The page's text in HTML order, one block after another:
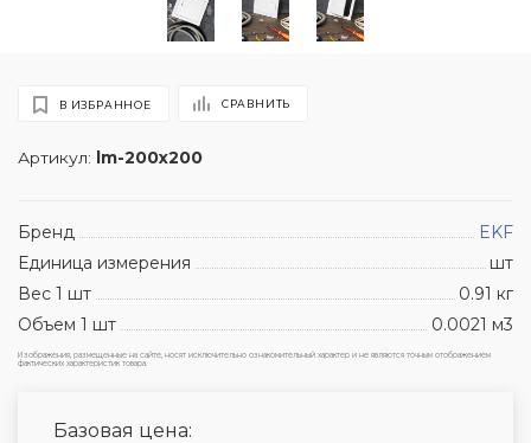
Артикул: lm-200x200
В ИЗБРАННОЕ СРАВНИТЬ
Бренд
EKF
Единица измерения
шт
Вес 1 шт
0.91 кг
Объем 1 шт
0.0021 м3
Изображения, размещенные на сайте, носят исключительно ознакомительный характер и не являются точным отображением
фактических характеристик товара.
Базовая цена: